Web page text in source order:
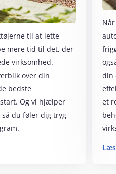
til at lette
mere tid til det, der
virksomhed.
over din
bedste
Og vi hjælper
du føler dig tryg
din
et